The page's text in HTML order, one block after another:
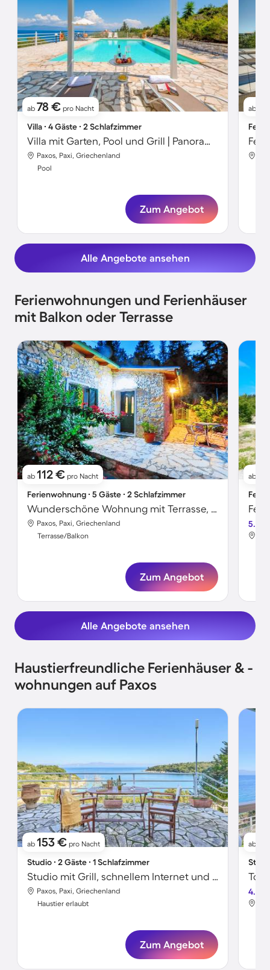
ab 78 € pro Nacht
Villa ∙ 4 Gäste ∙ 2 Schlafzimmer
Villa mit Garten, Pool und Grill | Panoramablick | Ideal für Homeoffice
Paxos, Paxi, Griechenland
Pool
Zum Angebot
ab
Alle Angebote ansehen
Ferienwohnungen und Ferienhäuser
mit Balkon oder Terrasse
ab 112 € pro Nacht
Ferienwohnung ∙ 5 Gäste ∙ 2 Schlafzimmer
Wunderschöne Wohnung mit Terrasse, privatem Pool und Garten | Bergblick
Paxos, Paxi, Griechenland
Terrasse/Balkon
Zum Angebot
ab
5.0
Alle Angebote ansehen
Haustierfreundliche Ferienhäuser & -
wohnungen auf Paxos
ab 153 € pro Nacht
Studio ∙ 2 Gäste ∙ 1 Schlafzimmer
Studio mit Grill, schnellem Internet und Pool | Gartenblick
Paxos, Paxi, Griechenland
Haustier erlaubt
Zum Angebot
ab
4.4